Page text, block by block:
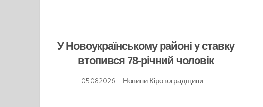
У Новоукраїнському районі у ставку
втопився 78-річний чоловік
05.08.2026
Новини Кіровоградщини